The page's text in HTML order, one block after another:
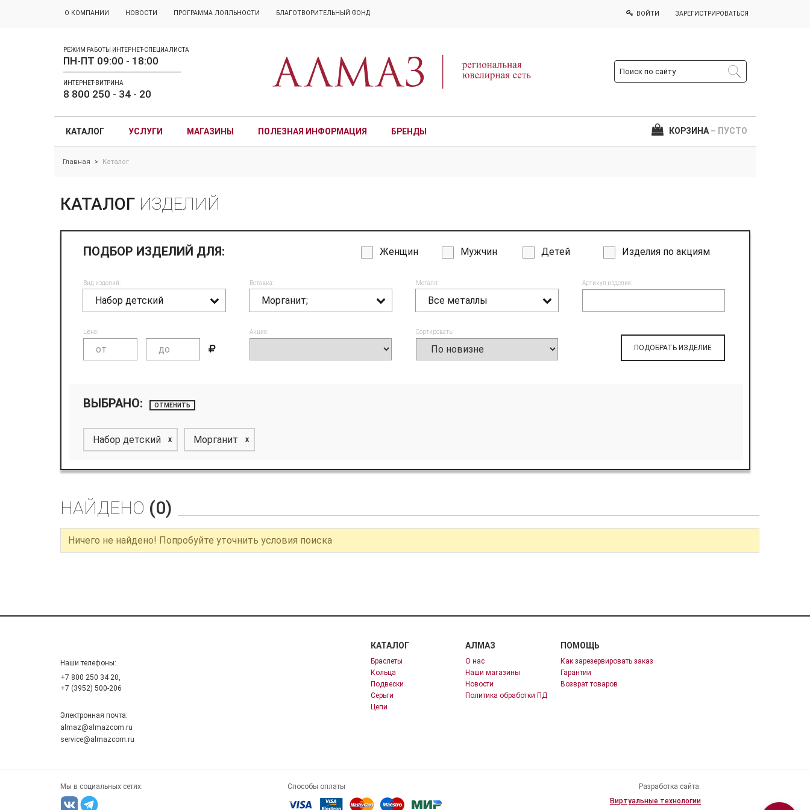
О КОМПАНИИ НОВОСТИ ПРОГРАММА ЛОЯЛЬНОСТИ БЛАГОТВОРИТЕЛЬНЫЙ ФОНД
РЕЖИМ РАБОТЫ ИНТЕРНЕТ-СПЕЦИАЛИСТА
ПН-ПТ 09:00 - 18:00
ИНТЕРНЕТ-ВИТРИНА
8 800 250 - 34 - 20
ВОЙТИ ЗАРЕГИСТРИРОВАТЬСЯ
КАТАЛОГ УСЛУГИ МАГАЗИНЫ ПОЛЕЗНАЯ ИНФОРМАЦИЯ БРЕНДЫ КОРЗИНА – ПУСТО
Главная > Каталог
КАТАЛОГ ИЗДЕЛИЙ
ПОДБОР ИЗДЕЛИЙ ДЛЯ: Женщин Мужчин Детей Изделия по акциям
Вид изделий:
Набор детский
Вставка:
Морганит;
Металл:
Все металлы
Артикул изделия:
Цена: Акция: Сортировать:
ПОДОБРАТЬ ИЗДЕЛИЕ
ВЫБРАНО: ОТМЕНИТЬ
Набор детский x Морганит x
НАЙДЕНО (0)
Ничего не найдено! Попробуйте уточнить условия поиска
Наши телефоны:
+7 800 250 34 20,
+7 (3952) 500-206
Электронная почта:
almaz@almazcom.ru
service@almazcom.ru
КАТАЛОГ
Браслеты
Кольца
Подвески
Серьги
Цепи
АЛМАЗ
О нас
Наши магазины
Новости
Политика обработки ПД
ПОМОЩЬ
Как зарезервировать заказ
Гарантии
Возврат товаров
Мы в социальных сетях: Способы оплаты
Разработка сайта:
Виртуальные технологии